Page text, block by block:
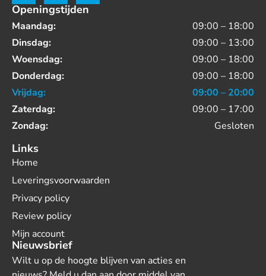
Openingstijden
Maandag:
09:00 – 18:00
Dinsdag:
09:00 – 13:00
Woensdag:
09:00 – 18:00
Donderdag:
09:00 – 18:00
Vrijdag:
09:00 – 20:00
Zaterdag:
09:00 – 17:00
Zondag:
Gesloten
Links
Home
Leveringsvoorwaarden
Privacy policy
Review policy
Mijn account
Nieuwsbrief
Wilt u op de hoogte blijven van acties en